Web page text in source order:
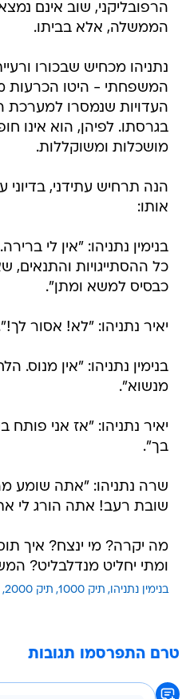
הרפובליקני, שוב אינם
הממשלה, אלא בביתו.
נתניהו מכחיש שבכורו
המשפחתי - היטו הכרעות
העדויות שנמסרו למערכת
בגרסתו. לפיהן, הוא אינו
מושכלות ומשוקללות.
הנה תרחיש עתידני,
אותו:
בנימין נתניהו: "אין לי
כל ההסתייגויות
כבסיס למשא ומתן".
יאיר נתניהו: "לא! אסור
בנימין נתניהו: "אין מנוס.
מנשוא".
יאיר נתניהו: "אז אני
בך".
שרה נתניהו: "אתה שומע
שובת רעב! אתה הורג לי
מה יקרה? מי ינצח? איך
ומתי יחליט מנדלבליט?
בנימין נתניהו תיק 1000 תיק 2000
טרם התפרסמו תגובות